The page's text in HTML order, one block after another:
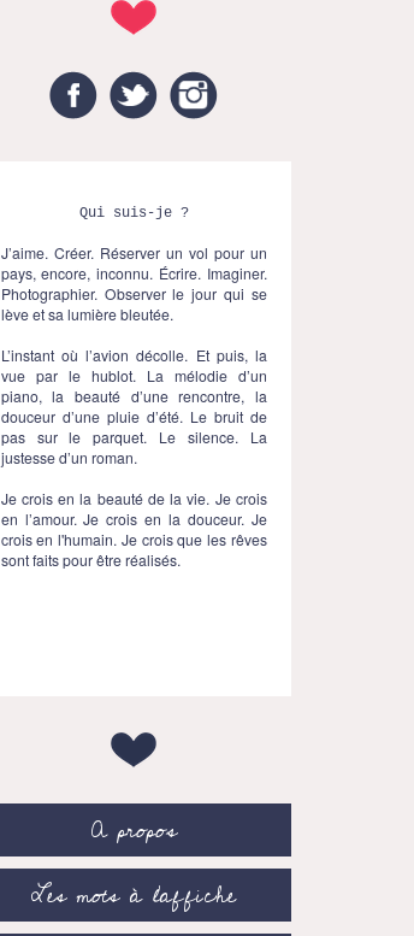
FacebookTwitter
Qui suis-je ?
J’aime. Créer. Réserver un vol pour un
pays, encore, inconnu. Écrire. Imaginer.
Photographier. Observer le jour qui se
lève et sa lumière bleutée.
L’instant où l’avion décolle. Et puis, la
vue par le hublot. La mélodie d’un
piano, la beauté d’une rencontre, la
douceur d’une pluie d’été. Le bruit de
pas sur le parquet. Le silence. La
justesse d’un roman.
Je crois en la beauté de la vie. Je crois
en l’amour. Je crois en la douceur. Je
crois en l'humain. Je crois que les rêves
sont faits pour être réalisés.
A propos
Les mots à l’affiche